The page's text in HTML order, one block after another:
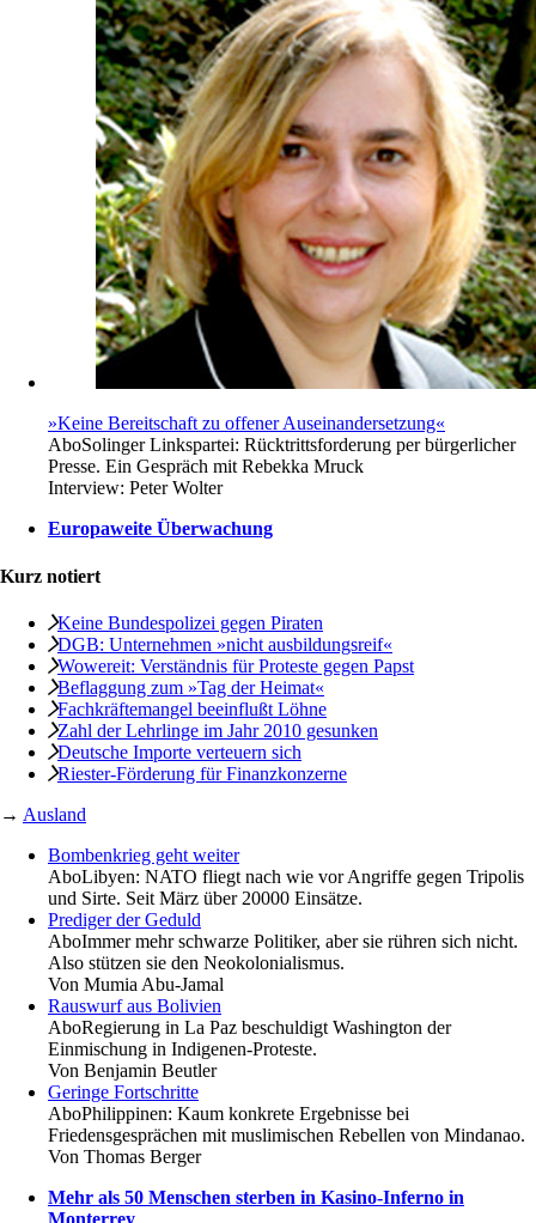
»Keine Bereitschaft zu offener Auseinandersetzung«
AboSolinger Linkspartei: Rücktrittsforderung per bürgerlicher
Presse. Ein Gespräch mit Rebekka Mruck
Interview: Peter Wolter
Europaweite Überwachung
Kurz notiert
Keine Bundespolizei gegen Piraten
DGB: Unternehmen »nicht ausbildungsreif«
Wowereit: Verständnis für Proteste gegen Papst
Beflaggung zum »Tag der Heimat«
Fachkräftemangel beeinflußt Löhne
Zahl der Lehrlinge im Jahr 2010 gesunken
Deutsche Importe verteuern sich
Riester-Förderung für Finanzkonzerne
→ Ausland
Bombenkrieg geht weiter
AboLibyen: NATO fliegt nach wie vor Angriffe gegen Tripolis
und Sirte. Seit März über 20000 Einsätze.
Prediger der Geduld
AboImmer mehr schwarze Politiker, aber sie rühren sich nicht.
Also stützen sie den Neokolonialismus.
Von Mumia Abu-Jamal
Rauswurf aus Bolivien
AboRegierung in La Paz beschuldigt Washington der
Einmischung in Indigenen-Proteste.
Von Benjamin Beutler
Geringe Fortschritte
AboPhilippinen: Kaum konkrete Ergebnisse bei
Friedensgesprächen mit muslimischen Rebellen von Mindanao.
Von Thomas Berger
Mehr als 50 Menschen sterben in Kasino-Inferno in
Monterrey